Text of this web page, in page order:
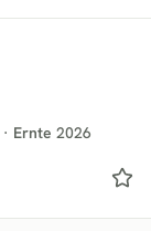
· Ernte 2026